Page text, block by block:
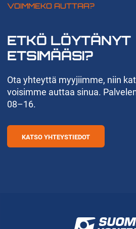
VOIMMEKO AUTTAA?
ETKÖ LÖYTÄNYT
ETSIMÄÄSI?
Ota yhteyttä myyjiimme, niin
voisimme auttaa sinua.
08–16.
KATSO YHTEYSTIEDOT